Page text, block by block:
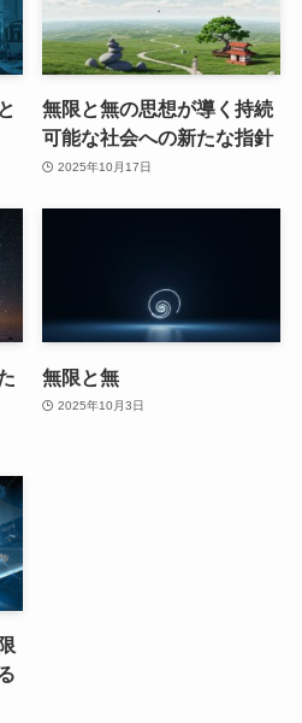
無限と無の思想が導く持続
可能な社会への新たな指針
2025年10月17日
無限と無
2025年10月3日